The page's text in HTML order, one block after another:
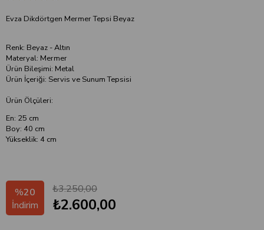
Evza Dikdörtgen Mermer Tepsi Beyaz
Renk: Beyaz - Altın
Materyal: Mermer
Ürün Bileşimi: Metal
Ürün İçeriği: Servis ve Sunum Tepsisi
Ürün Ölçüleri:
En: 25 cm
Boy: 40 cm
Yükseklik: 4 cm
%20
İndirim
₺3.250,00
₺2.600,00